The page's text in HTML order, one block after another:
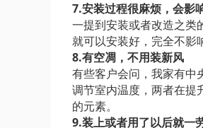
7.安装过程很麻烦，会影
一提到安装或者改造之类
就可以安装好，完全不影
8.有空凋，不用装新风
有些客户会问，我家有中
调节室内温度，两者在提
的元素。
9.装上或者用了以后就一